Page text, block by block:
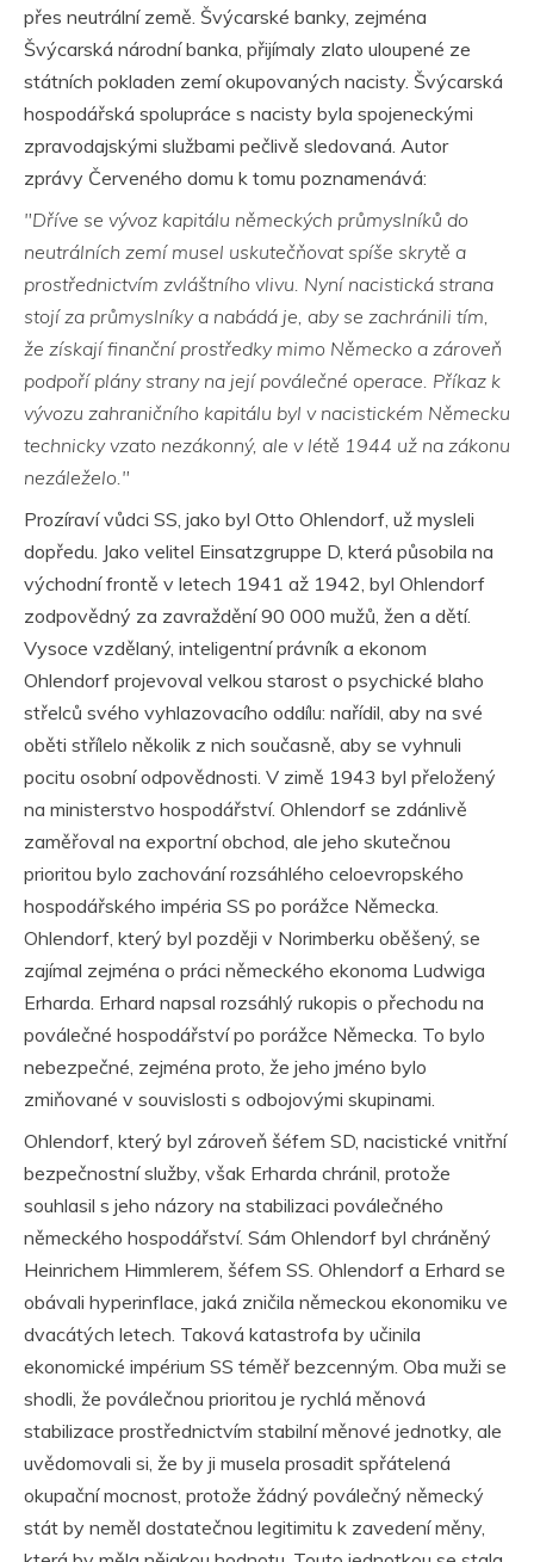
přes neutrální země. Švýcarské banky, zejména
Švýcarská národní banka, přijímaly zlato uloupené ze
státních pokladen zemí okupovaných nacisty. Švýcarská
hospodářská spolupráce s nacisty byla spojeneckými
zpravodajskými službami pečlivě sledovaná. Autor
zprávy Červeného domu k tomu poznamenává:
"Dříve se vývoz kapitálu německých průmyslníků do
neutrálních zemí musel uskutečňovat spíše skrytě a
prostřednictvím zvláštního vlivu. Nyní nacistická strana
stojí za průmyslníky a nabádá je, aby se zachránili tím,
že získají finanční prostředky mimo Německo a zároveň
podpoří plány strany na její poválečné operace. Příkaz k
vývozu zahraničního kapitálu byl v nacistickém Německu
technicky vzato nezákonný, ale v létě 1944 už na zákonu
nezáleželo."
Prozíraví vůdci SS, jako byl Otto Ohlendorf, už mysleli
dopředu. Jako velitel Einsatzgruppe D, která působila na
východní frontě v letech 1941 až 1942, byl Ohlendorf
zodpovědný za zavraždění 90 000 mužů, žen a dětí.
Vysoce vzdělaný, inteligentní právník a ekonom
Ohlendorf projevoval velkou starost o psychické blaho
střelců svého vyhlazovacího oddílu: nařídil, aby na své
oběti střílelo několik z nich současně, aby se vyhnuli
pocitu osobní odpovědnosti. V zimě 1943 byl přeložený
na ministerstvo hospodářství. Ohlendorf se zdánlivě
zaměřoval na exportní obchod, ale jeho skutečnou
prioritou bylo zachování rozsáhlého celoevropského
hospodářského impéria SS po porážce Německa.
Ohlendorf, který byl později v Norimberku oběšený, se
zajímal zejména o práci německého ekonoma Ludwiga
Erharda. Erhard napsal rozsáhlý rukopis o přechodu na
poválečné hospodářství po porážce Německa. To bylo
nebezpečné, zejména proto, že jeho jméno bylo
zmiňované v souvislosti s odbojovými skupinami.
Ohlendorf, který byl zároveň šéfem SD, nacistické vnitřní
bezpečnostní služby, však Erharda chránil, protože
souhlasil s jeho názory na stabilizaci poválečného
německého hospodářství. Sám Ohlendorf byl chráněný
Heinrichem Himmlerem, šéfem SS. Ohlendorf a Erhard se
obávali hyperinflace, jaká zničila německou ekonomiku ve
dvacátých letech. Taková katastrofa by učinila
ekonomické impérium SS téměř bezcenným. Oba muži se
shodli, že poválečnou prioritou je rychlá měnová
stabilizace prostřednictvím stabilní měnové jednotky, ale
uvědomovali si, že by ji musela prosadit spřátelená
okupační mocnost, protože žádný poválečný německý
stát by neměl dostatečnou legitimitu k zavedení měny,